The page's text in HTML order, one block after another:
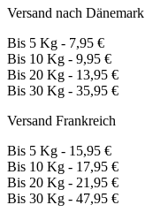
Versand nach Dänemark
Bis 5 Kg - 7,95 €
Bis 10 Kg - 9,95 €
Bis 20 Kg - 13,95 €
Bis 30 Kg - 35,95 €
Versand Frankreich
Bis 5 Kg - 15,95 €
Bis 10 Kg - 17,95 €
Bis 20 Kg - 21,95 €
Bis 30 Kg - 47,95 €